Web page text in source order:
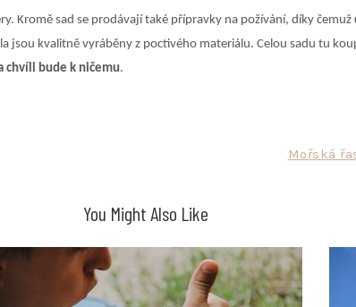
Kromě sad se prodávají také přípravky na požívání, díky čemuž
jsou kvalitně vyráběny z poctivého materiálu. Celou sadu tu
chvíli bude k ničemu.
Mořská
You Might Also Like